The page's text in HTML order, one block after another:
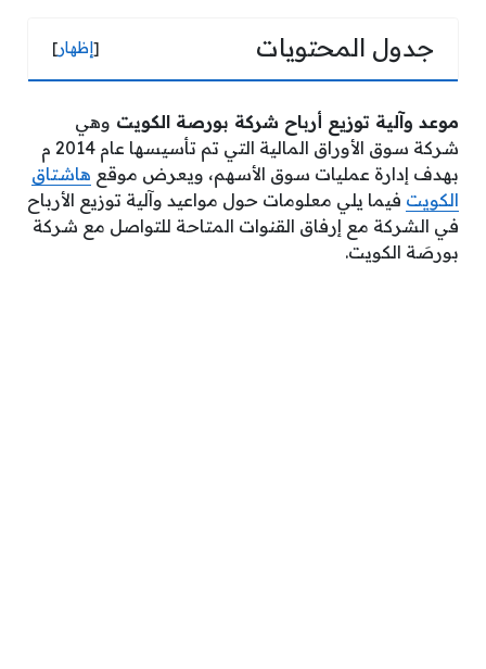
جدول المحتويات [إظهار]
موعد وآلية توزيع أرباح شركة بورصة الكويت وهي
شركة سوق الأوراق المالية التي تم تأسيسها عام 2014 م
بهدف إدارة عمليات سوق الأسهم، ويعرض موقع هاشتاق
الكويت فيما يلي معلومات حول مواعيد وآلية توزيع الأرباح
في الشركة مع إرفاق القنوات المتاحة للتواصل مع شركة
بورصَة الكويت.